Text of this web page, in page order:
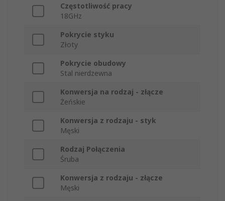
Częstotliwość pracy
18GHz
Pokrycie styku
Złoty
Pokrycie obudowy
Stal nierdzewna
Konwersja na rodzaj - złącze
Żeńskie
Konwersja z rodzaju - styk
Męski
Rodzaj Połączenia
Śruba
Konwersja z rodzaju - złącze
Męski